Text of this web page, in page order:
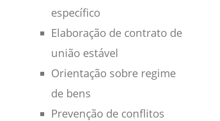
específico
Elaboração de contrato de
união estável
Orientação sobre regime
de bens
Prevenção de conflitos